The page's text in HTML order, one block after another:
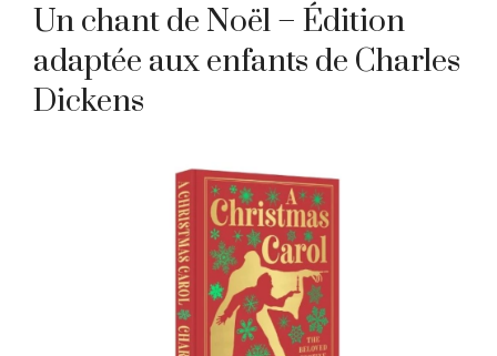
Un chant de Noël – Édition
adaptée aux enfants de Charles
Dickens